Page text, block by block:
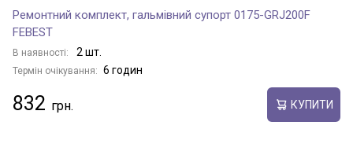
Ремонтний комплект, гальмівний супорт 0175-GRJ200F
FEBEST
В наявності: 2 шт.
Термін очікування: 6 годин
832 КУПИТИ